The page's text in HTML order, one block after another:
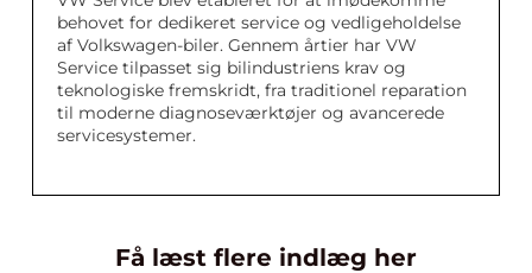
behovet for dedikeret service og vedligeholdelse
af Volkswagen-biler. Gennem årtier har VW
Service tilpasset sig bilindustriens krav og
teknologiske fremskridt, fra traditionel reparation
til moderne diagnoseværktøjer og avancerede
servicesystemer.
Få læst flere indlæg her